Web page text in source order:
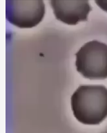
Player